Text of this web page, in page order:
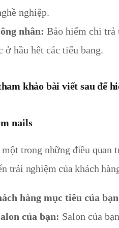
nghiệp.
nhân:Bảo hiểm chi
ở hầu hết các tiểu bang.
khảo bài viết sau để
nails
trong những điều quan
trải nghiệm của khách
hàng mục tiêu của
của bạn: Salon của